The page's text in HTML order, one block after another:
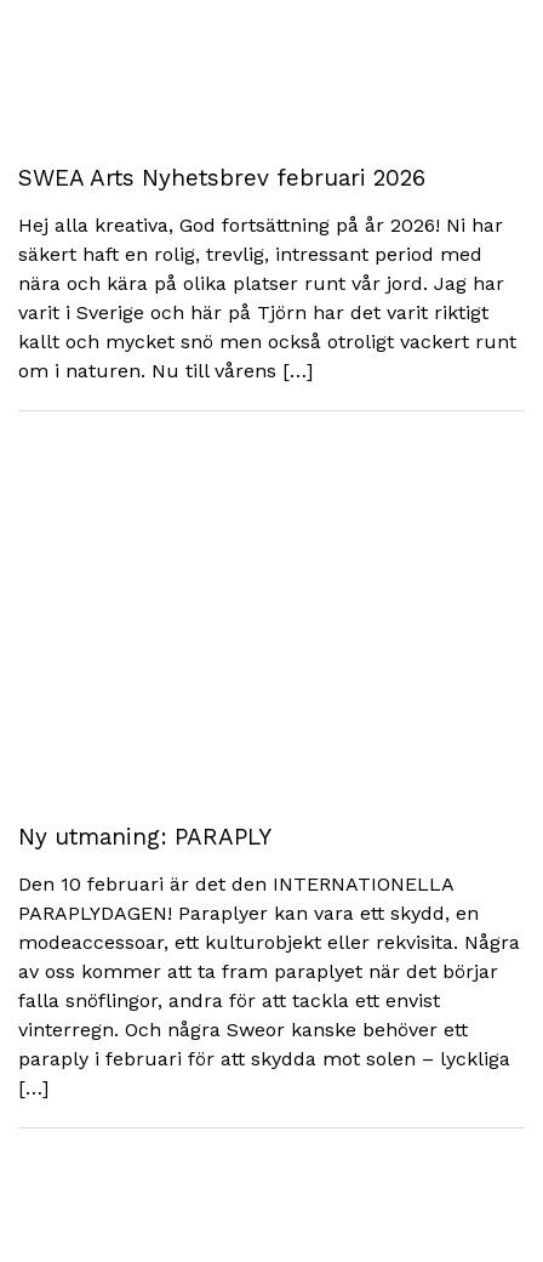
SWEA Arts Nyhetsbrev februari 2026
Hej alla kreativa, God fortsättning på år 2026! Ni har
säkert haft en rolig, trevlig, intressant period med
nära och kära på olika platser runt vår jord. Jag har
varit i Sverige och här på Tjörn har det varit riktigt
kallt och mycket snö men också otroligt vackert runt
om i naturen. Nu till vårens […]
Ny utmaning: PARAPLY
Den 10 februari är det den INTERNATIONELLA
PARAPLYDAGEN! Paraplyer kan vara ett skydd, en
modeaccessoar, ett kulturobjekt eller rekvisita. Några
av oss kommer att ta fram paraplyet när det börjar
falla snöflingor, andra för att tackla ett envist
vinterregn. Och några Sweor kanske behöver ett
paraply i februari för att skydda mot solen – lyckliga
[…]